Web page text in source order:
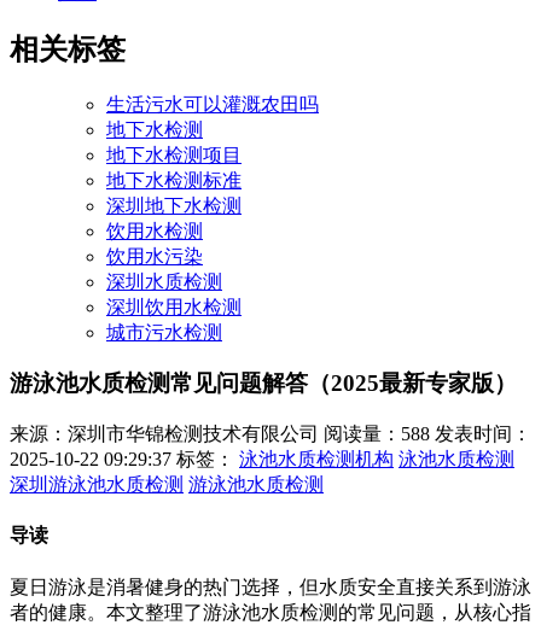
相关标签
生活污水可以灌溉农田吗
地下水检测
地下水检测项目
地下水检测标准
深圳地下水检测
饮用水检测
饮用水污染
深圳水质检测
深圳饮用水检测
城市污水检测
游泳池水质检测常见问题解答（2025最新专家版）
来源：深圳市华锦检测技术有限公司 阅读量：588 发表时间：
2025-10-22 09:29:37 标签： 泳池水质检测机构 泳池水质检测
深圳游泳池水质检测 游泳池水质检测
导读
夏日游泳是消暑健身的热门选择，但水质安全直接关系到游泳
者的健康。本文整理了游泳池水质检测的常见问题，从核心指